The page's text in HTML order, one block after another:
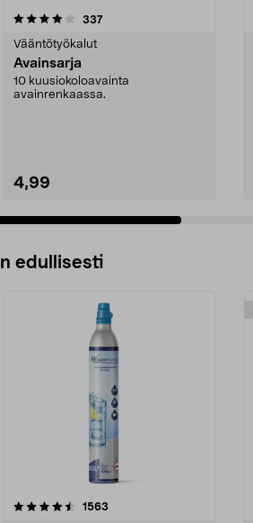
337arvostelut
Vääntötyökalut
Avainsarja
10 kuusiokoloavainta
avainrenkaassa.
4,99
4.0 viidestä
edullisesti
1563
4.5viidestä